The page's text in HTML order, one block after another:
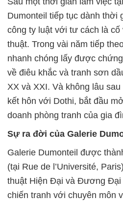
Dumonteil tiếp tục dành thời
công ty luật với tư cách là cố
thuật. Trong vài năm tiếp
nhanh chóng lấy được
về điêu khắc và tranh sơn
XX và XXI. Và không lâu sau
kết hôn với Dothi, bắt đầu
doanh phòng tranh của gia
Sự ra đời của Galerie
Galerie Dumonteil được
(tại Rue de l’Université,
thuật Hiện Đại và Đương Đại
chiến tranh với chuyên môn